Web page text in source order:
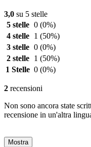
3,0 su 5 stelle
5 stelle 0 (0%)
4 stelle
1 (50%)
3 stelle 0 (0%)
2 stelle
1 (50%)
1 Stelle 0 (0%)
2 recensioni
Non sono ancora state
recensione in un'altra
Mostra